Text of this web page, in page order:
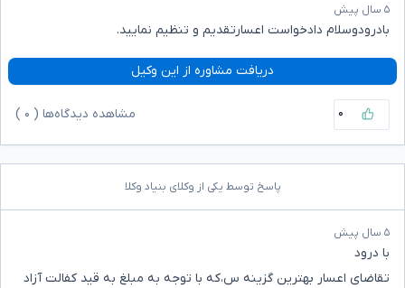
۵ سال پیش
بادرودوسلام دادخواست اعسارتقدیم و تنظیم نمایید.
دریافت مشاوره از این وکیل
۰ مشاهده دیدگاه‌ها ( ۰
پاسخ توسط یکی از وکلای بنیاد وکلا
۵ سال پیش
با درود
تقاضای اعسار بهترین گزینه س،که با توجه به مبلغ به قید کفالت آزاد